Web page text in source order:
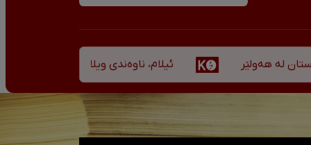
ئیلام، ناوەندی ویلایەتی کوردستان لە